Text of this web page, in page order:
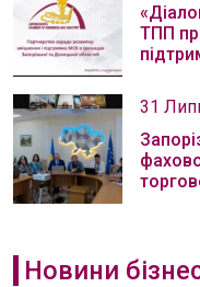
ТПП
31
Новини